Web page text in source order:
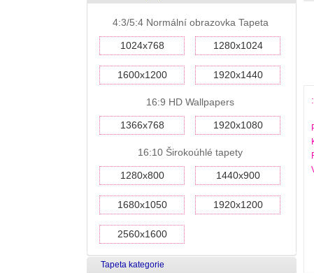
4:3/5:4 Normální obrazovka Tapeta
1024x768 1280x1024
1600x1200 1920x1440
16:9 HD Wallpapers
1366x768 1920x1080
16:10 Širokoúhlé tapety
1280x800 1440x900
1680x1050 1920x1200
2560x1600
Tapeta kategorie